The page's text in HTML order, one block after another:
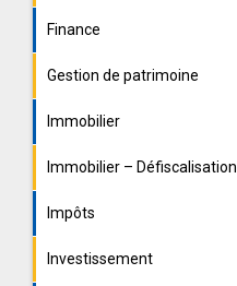
Finance
Gestion de patrimoine
Immobilier
Immobilier – Défiscalisation
Impôts
Investissement